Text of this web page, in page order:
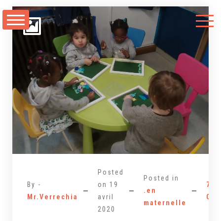
Aller
au
contenu
By -
Mr.Verrechia
Posted
on 19
avril
2020
Posted in
.en
maternelle
7